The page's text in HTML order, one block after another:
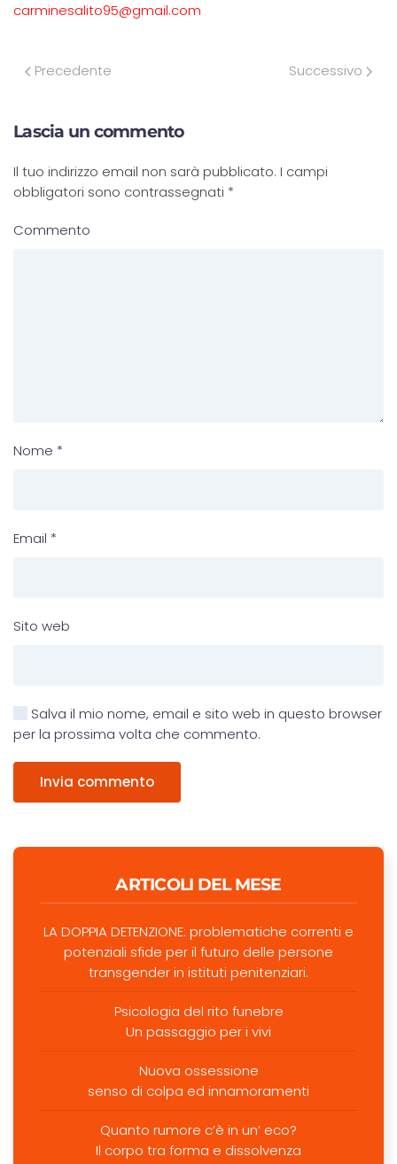
carminesalito95@gmail.com
Precedente Successivo
Lascia un commento
Il tuo indirizzo email non sarà pubblicato. I campi
obbligatori sono contrassegnati *
Commento
Nome *
Email *
Sito web
Salva il mio nome, email e sito web in questo browser
per la prossima volta che commento.
Invia commento
ARTICOLI DEL MESE
LA DOPPIA DETENZIONE: problematiche correnti e
potenziali sfide per il futuro delle persone
transgender in istituti penitenziari.
Psicologia del rito funebre
Un passaggio per i vivi
Nuova ossessione
senso di colpa ed innamoramenti
Quanto rumore c’è in un’ eco?
Il corpo tra forma e dissolvenza